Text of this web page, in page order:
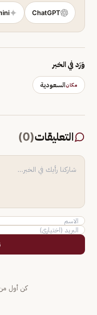
ChatGPT
وَرَد في الخبر
مكانالسعودية
التعليقات(
0
)
كن أول